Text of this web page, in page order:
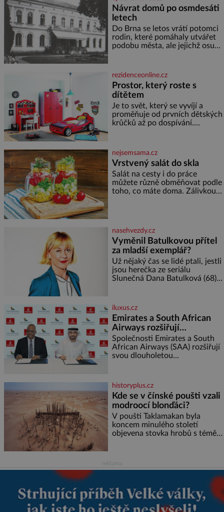
zakysané sm
Návrat domů po osmdesáti
letech
Do Brna se letos vrátí potomci
rodin, které pomáhaly utvářet
podobu města, ale jejichž osudy
Placzek, Löw-Beer, Fuhrmann,
Kohn a Stiassni se stanou
jednou z hlavních
dramaturgických linií festivalu
židovské kultury ŠTETL FEST
2026. Některé návraty nejsou
jednoduché. Místa, která si
rezidenceonline.cz
Prostor, který roste s
dítětem
Je to svět, který se vyvíjí a
proměňuje od prvních dětských
krůčků až po dospívání.
soustředění i odpočinek a
reaguje na každou etapu života
a specifické potřeby dítěte. Pro
nejmenší je klíčová
jednoduchost, měkkost a
bezpečí, proto by pokoj
nejsemsama.cz
Vrstvený salát do skla
Salát na cesty i do práce
můžete různě obměňovat podle
toho, co máte doma. Zálivkou
nebo jiného salátu (římský salát,
polníček…) ✿ 1 malá konzerva
kukuřice ✿ ½ okurky ✿ 2
rajčata Zálivka: ✿ 4 lžíce
olivového oleje ✿ 1 lžíci
citronové šťávy ✿ ½ stroužku
nasehvezdy.cz
Vyměnil Batulkovou přítel
za mladší exemplář?
Už nějaký čas se lidé ptali, jestli
jsou herečka ze seriálu
Slunečná Dana Batulková (68) a
od sebe přítele od samého
začátku odhán
iluxus.cz
Emirates a South African
Airways rozšiřují
partnerství. Cestujícím
nově zpřístupní dalších
devět destinací v jižní a
Společnosti Emirates a South
African Airways (SAA) rozšiřují
svou dlouholetou
cestujícím devět dalších
destinací v jižní a střední Africe
a u
historyplus.cz
Kde se v čínské poušti vzali
modroocí blonďáci?
V poušti Taklamakan byla
koncem minulého století
objevena stovka hrobů s téměř
modrou filcovou čapkou, z níž
se draly blonďaté vlásky. Fakt,
že jsou těla dávných lidí
nesmírně dobře zachovalá,